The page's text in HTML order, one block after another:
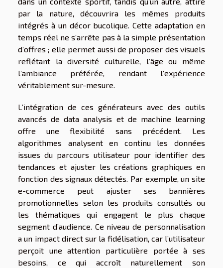
par la nature, découvrira les mêmes produits
intégrés à un décor bucolique. Cette adaptation en
temps réel ne s’arrête pas à la simple présentation
d’offres ; elle permet aussi de proposer des visuels
reflétant la diversité culturelle, l’âge ou même
l’ambiance préférée, rendant l’expérience
véritablement sur-mesure.
L’intégration de ces générateurs avec des outils
avancés de data analysis et de machine learning
offre une flexibilité sans précédent. Les
algorithmes analysent en continu les données
issues du parcours utilisateur pour identifier des
tendances et ajuster les créations graphiques en
fonction des signaux détectés. Par exemple, un site
e-commerce peut ajuster ses bannières
promotionnelles selon les produits consultés ou
les thématiques qui engagent le plus chaque
segment d’audience. Ce niveau de personnalisation
a un impact direct sur la fidélisation, car l’utilisateur
perçoit une attention particulière portée à ses
besoins, ce qui accroît naturellement son